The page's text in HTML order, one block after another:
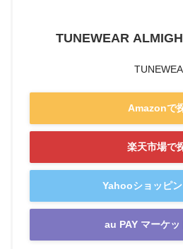
TUNEWEAR
Amazonで
楽天市場で
Yahooショッピ
au PAY マーケッ